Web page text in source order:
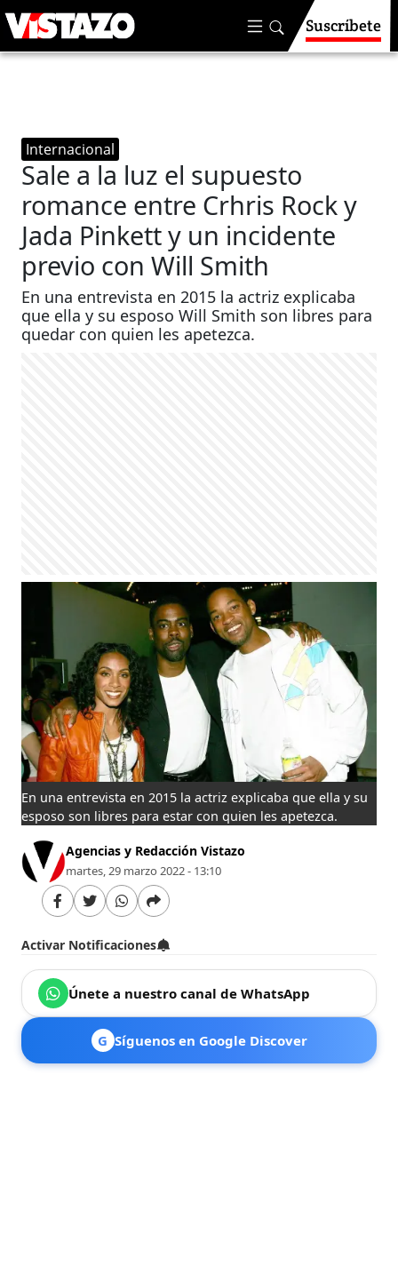
Suscríbete
Internacional
Sale a la luz el supuesto
romance entre Crhris Rock y
Jada Pinkett y un incidente
previo con Will Smith
En una entrevista en 2015 la actriz explicaba
que ella y su esposo Will Smith son libres para
quedar con quien les apetezca.
En una entrevista en 2015 la actriz explicaba que ella y su
esposo son libres para estar con quien les apetezca.
Agencias y Redacción Vistazo
martes, 29 marzo 2022 - 13:10
Activar Notificaciones
Únete a nuestro canal de WhatsApp
G Síguenos en Google Discover